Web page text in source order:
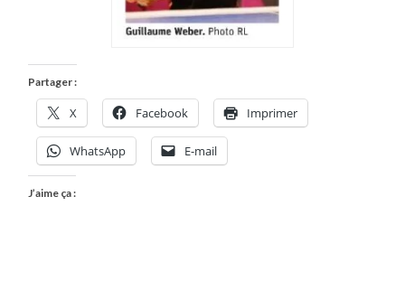
Partager :
X Facebook Imprimer
WhatsApp E-mail
J’aime ça :